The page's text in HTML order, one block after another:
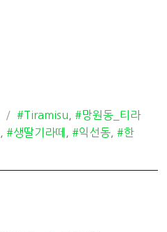
태
그
#Tiramisu
#망원동_티라
,#생딸기라떼 ,#익선동 ,#한